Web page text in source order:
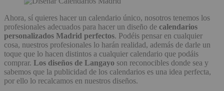
Ahora, sí quieres hacer un calendario único, nosotros tenemos los
profesionales adecuados para hacer un diseño de calendarios
personalizados Madrid perfectos. Podéis pensar en cualquier
cosa, nuestros profesionales lo harán realidad, además de darle un
toque que lo hacen distintos a cualquier calendario que podáis
comprar. Los diseños de Langayo son reconocibles donde sea y
sabemos que la publicidad de los calendarios es una idea perfecta,
por ello lo recalcamos en nuestros diseños.